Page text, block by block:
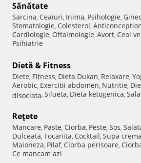
Sănătate
Sarcina, Ceaiuri, Inima, Psihologie,
Stomatologie, Colesterol,
Cardiologie, Oftalmologie, Avort, Ceai
Psihiatrie
Dietă & Fitness
Diete, Fitness, Dieta Dukan, Relaxare,
Aerobic, Exercitii abdomen, Nutritie,
disociata, Silueta, Dieta ketogenica,
Reţete
Mancare, Paste, Ciorba, Peste, Sos,
Dulceata, Tocanita, Cocktail, Supa crema
Maioneza, Pilaf, Ciorba perisoare,
Ce mancam azi